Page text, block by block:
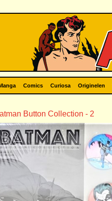
Comics Curiosa Originelen
Button Collection - 2